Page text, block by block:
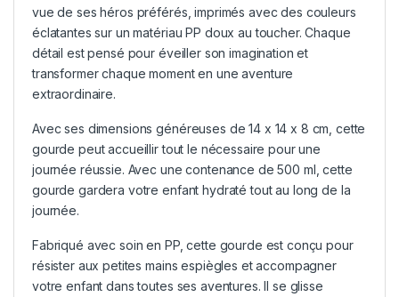
vue de ses héros préférés, imprimés avec des couleurs
éclatantes sur un matériau PP doux au toucher. Chaque
détail est pensé pour éveiller son imagination et
transformer chaque moment en une aventure
extraordinaire.
Avec ses dimensions généreuses de 14 x 14 x 8 cm, cette
gourde peut accueillir tout le nécessaire pour une
journée réussie. Avec une contenance de 500 ml, cette
gourde gardera votre enfant hydraté tout au long de la
journée.
Fabriqué avec soin en PP, cette gourde est conçu pour
résister aux petites mains espiègles et accompagner
votre enfant dans toutes ses aventures. Il se glisse